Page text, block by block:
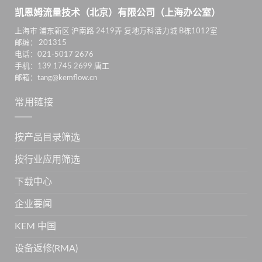
凯恩姆流量技术（北京）有限公司（上海办公室）
上海市 浦东新区 沪南路 2419弄 复地万科活力城 B栋1012室
邮编： 201315
电话：021-5017 2676
手机：139 1745 2699 唐工
邮箱：tang@kemflow.cn
常用链接
按产品目录筛选
按行业应用筛选
下载中心
企业要闻
KEM 中国
设备返修(RMA)